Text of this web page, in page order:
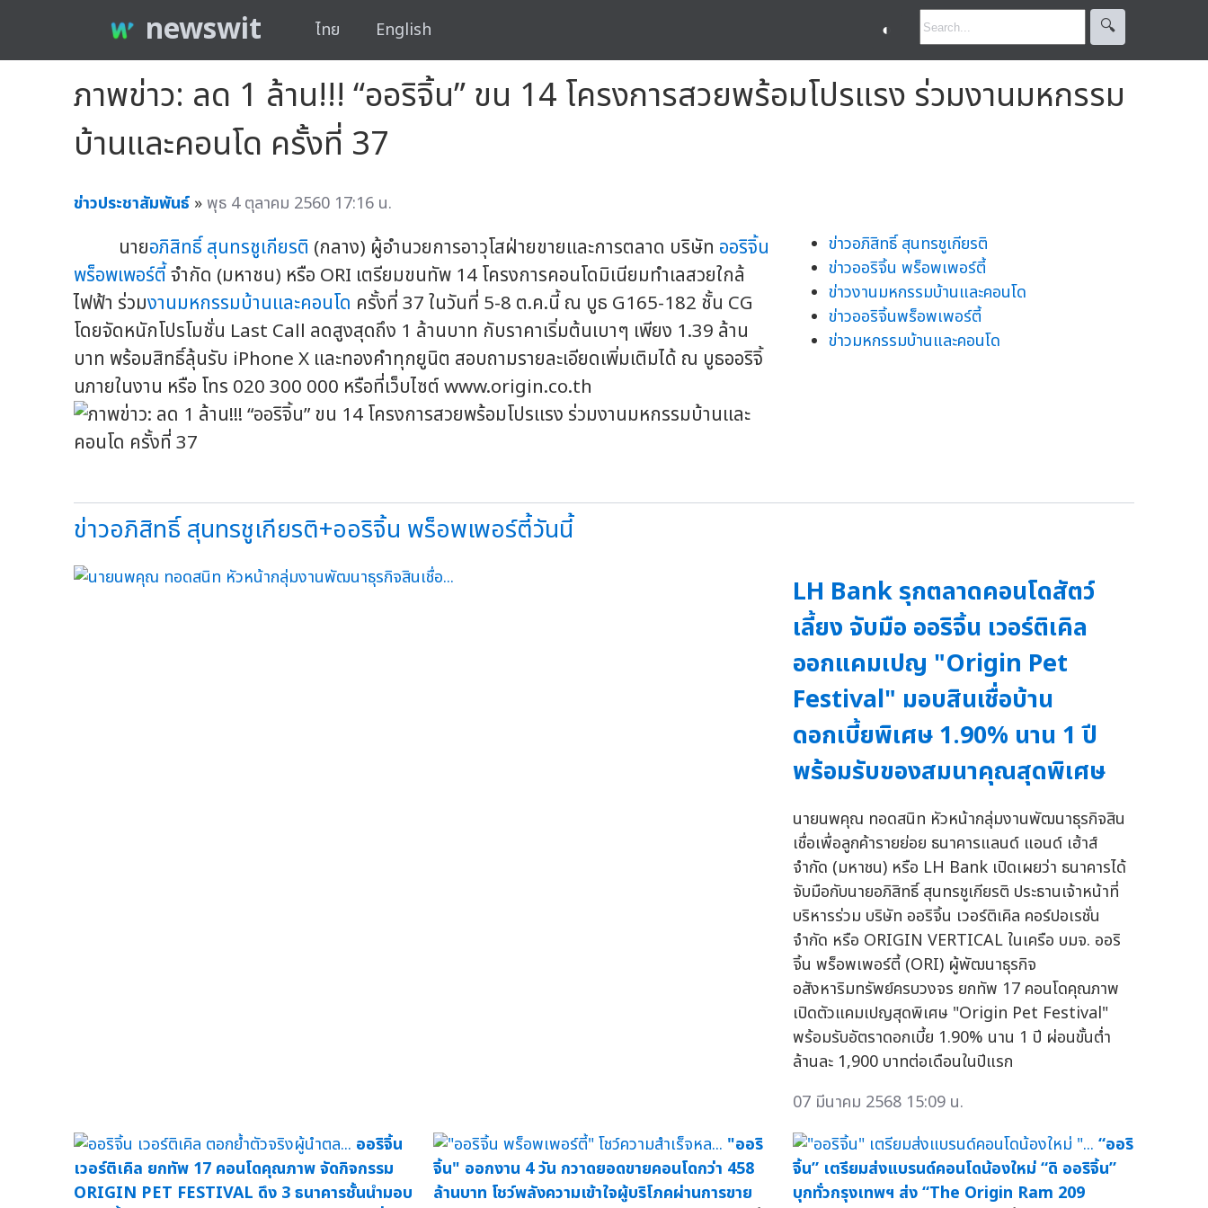
newswit ไทย English ◐ 🔍︎
ภาพข่าว: ลด 1 ล้าน!!! “ออริจิ้น” ขน 14 โครงการสวยพร้อมโปรแรง ร่วมงานมหกรรม
บ้านและคอนโด ครั้งที่ 37
ข่าวประชาสัมพันธ์ »พุธ 4 ตุลาคม 2560 17:16 น.
นายอภิสิทธิ์ สุนทรชูเกียรติ (กลาง) ผู้อำนวยการอาวุโสฝ่ายขายและการตลาด บริษัท ออริจิ้น
พร็อพเพอร์ตี้จำกัด (มหาชน) หรือ ORI เตรียมขนทัพ 14 โครงการคอนโดมิเนียมทำเลสวยใกล้
ไฟฟ้า ร่วมงานมหกรรมบ้านและคอนโด ครั้งที่ 37 ในวันที่ 5-8 ต.ค.นี้ ณ บูธ G165-182 ชั้น CG
โดยจัดหนักโปรโมชั่น Last Call ลดสูงสุดถึง 1 ล้านบาท กับราคาเริ่มต้นเบาๆ เพียง 1.39 ล้าน
บาท พร้อมสิทธิ์ลุ้นรับ iPhone X และทองคำทุกยูนิต สอบถามรายละเอียดเพิ่มเติมได้ ณ บูธออริจิ้
นภายในงาน หรือ โทร 020 300 000 หรือที่เว็บไซต์www.origin.co.th
ข่าวอภิสิทธิ์ สุนทรชูเกียรติ
ข่าวออริจิ้น พร็อพเพอร์ตี้
ข่าวงานมหกรรมบ้านและคอนโด
ข่าวออริจิ้นพร็อพเพอร์ตี้
ข่าวมหกรรมบ้านและคอนโด
ข่าวอภิสิทธิ์ สุนทรชูเกียรติ+ออริจิ้น พร็อพเพอร์ตี้วันนี้
LH Bank รุกตลาดคอนโดสัตว์
เลี้ยง จับมือ ออริจิ้น เวอร์ติเคิล
ออกแคมเปญ "Origin Pet
Festival" มอบสินเชื่อบ้าน
ดอกเบี้ยพิเศษ 1.90% นาน 1 ปี
พร้อมรับของสมนาคุณสุดพิเศษ
นายนพคุณ ทอดสนิท หัวหน้ากลุ่มงานพัฒนาธุรกิจสิน
เชื่อเพื่อลูกค้ารายย่อย ธนาคารแลนด์ แอนด์ เฮ้าส์
จำกัด (มหาชน) หรือ LH Bank เปิดเผยว่า ธนาคารได้
จับมือกับนายอภิสิทธิ์ สุนทรชูเกียรติ ประธานเจ้าหน้าที่
บริหารร่วม บริษัท ออริจิ้น เวอร์ติเคิล คอร์ปอเรชั่น
จำกัด หรือ ORIGIN VERTICAL ในเครือ บมจ. ออริ
จิ้น พร็อพเพอร์ตี้ (ORI) ผู้พัฒนาธุรกิจ
อสังหาริมทรัพย์ครบวงจร ยกทัพ 17 คอนโดคุณภาพ
เปิดตัวแคมเปญสุดพิเศษ "Origin Pet Festival"
พร้อมรับอัตราดอกเบี้ย 1.90% นาน 1 ปี ผ่อนขั้นต่ำ
ล้านละ 1,900 บาทต่อเดือนในปีแรก
07 มีนาคม 2568 15:09 น.
ออริจิ้น
เวอร์ติเคิล ยกทัพ 17 คอนโดคุณภาพ จัดกิจกรรม
ORIGIN PET FESTIVAL ดึง 3 ธนาคารชั้นนำมอบ
"ออริ
จิ้น" ออกงาน 4 วัน กวาดยอดขายคอนโดกว่า 458
ล้านบาท โชว์พลังความเข้าใจผู้บริโภคผ่านการขาย
“ออริ
จิ้น” เตรียมส่งแบรนด์คอนโดน้องใหม่ “ดิ ออริจิ้น”
บุกทั่วกรุงเทพฯ ส่ง “The Origin Ram 209